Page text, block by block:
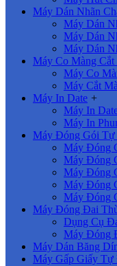
Máy Dán Nhãn
Máy Dán
Máy Dán
Máy Dán
Máy Co Màng Cắt
Máy Co
Máy Cắt
Máy In Date +
Máy In
Máy In
Máy Đóng Gói
Máy Đóng
Máy Đóng
Máy Đóng
Máy Đóng
Máy Đóng
Máy Đóng Đai
Dụng Cụ
Máy Đóng
Máy Dán Băng
Máy Gấp Giấy